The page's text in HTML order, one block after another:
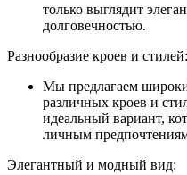
только выглядит
долговечностью.
Разнообразие кроев и стилей:
Мы предлагаем
различных кроев и
идеальный вариант,
личным
Элегантный и модный вид: